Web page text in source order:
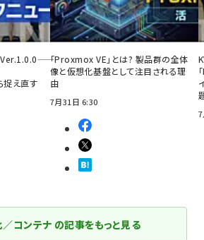
捉え直す
「Proxmox VE」とは? 製品群の全体
像と仮想化基盤として注目される理
由
7月31日 6:30
コンテナ の記事をもっと見る